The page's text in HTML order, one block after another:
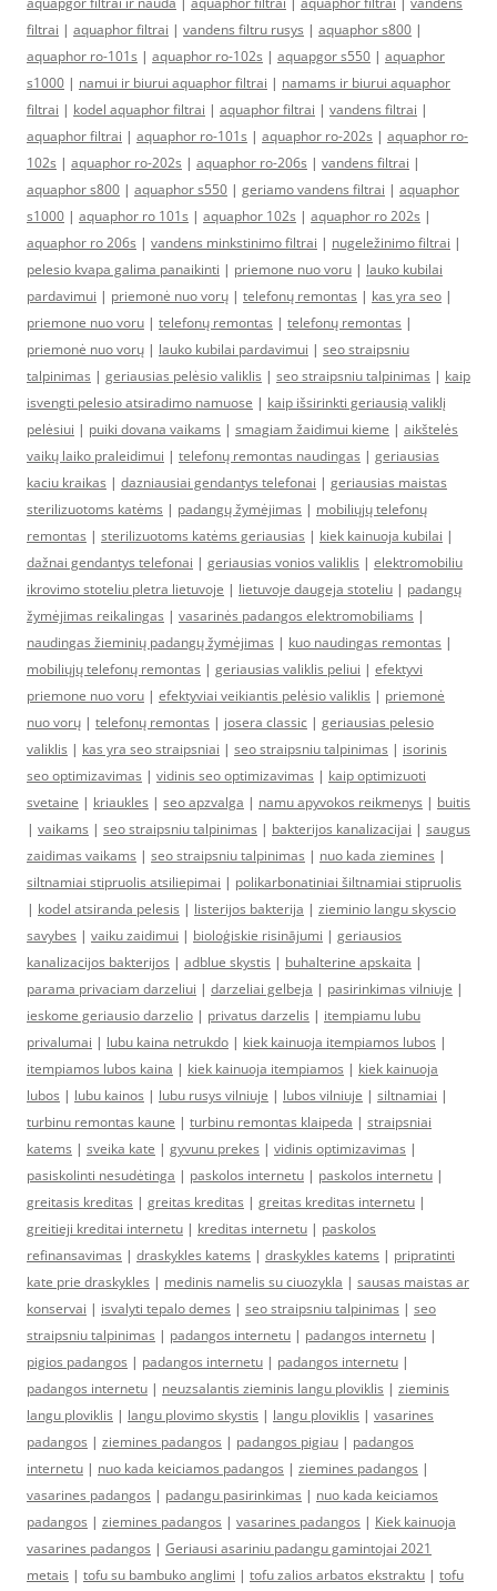
filtrai | aquaphor filtrai | vandens filtru rusys | aquaphor s800 |
aquaphor ro-101s | aquaphor ro-102s | aquapgor s550 | aquaphor
s1000 | namui ir biurui aquaphor filtrai | namams ir biurui aquaphor
filtrai | kodel aquaphor filtrai | aquaphor filtrai | vandens filtrai |
aquaphor filtrai | aquaphor ro-101s | aquaphor ro-202s | aquaphor ro-
102s | aquaphor ro-202s | aquaphor ro-206s | vandens filtrai |
aquaphor s800 | aquaphor s550 | geriamo vandens filtrai | aquaphor
s1000 | aquaphor ro 101s | aquaphor 102s | aquaphor ro 202s |
aquaphor ro 206s | vandens minkstinimo filtrai | nugeležinimo filtrai |
pelesio kvapa galima panaikinti | priemone nuo voru | lauko kubilai
pardavimui | priemonė nuo vorų | telefonų remontas | kas yra seo |
priemone nuo voru | telefonų remontas | telefonų remontas |
priemonė nuo vorų | lauko kubilai pardavimui | seo straipsniu
talpinimas | geriausias pelėsio valiklis | seo straipsniu talpinimas | kaip
isvengti pelesio atsiradimo namuose | kaip išsirinkti geriausią valiklį
pelėsiui | puiki dovana vaikams | smagiam žaidimui kieme | aikštelės
vaikų laiko praleidimui | telefonų remontas naudingas | geriausias
kaciu kraikas | dazniausiai gendantys telefonai | geriausias maistas
sterilizuotoms katėms | padangų žymėjimas | mobiliųjų telefonų
remontas | sterilizuotoms katėms geriausias | kiek kainuoja kubilai |
dažnai gendantys telefonai | geriausias vonios valiklis | elektromobiliu
ikrovimo stoteliu pletra lietuvoje | lietuvoje daugeja stoteliu | padangų
žymėjimas reikalingas | vasarinės padangos elektromobiliams |
naudingas žieminių padangų žymėjimas | kuo naudingas remontas |
mobiliųjų telefonų remontas | geriausias valiklis peliui | efektyvi
priemone nuo voru | efektyviai veikiantis pelėsio valiklis | priemonė
nuo vorų | telefonų remontas | josera classic | geriausias pelesio
valiklis | kas yra seo straipsniai | seo straipsniu talpinimas | isorinis
seo optimizavimas | vidinis seo optimizavimas | kaip optimizuoti
svetaine | kriaukles | seo apzvalga | namu apyvokos reikmenys | buitis
| vaikams | seo straipsniu talpinimas | bakterijos kanalizacijai | saugus
zaidimas vaikams | seo straipsniu talpinimas | nuo kada ziemines |
siltnamiai stipruolis atsiliepimai | polikarbonatiniai šiltnamiai stipruolis
| kodel atsiranda pelesis | listerijos bakterija | zieminio langu skyscio
savybes | vaiku zaidimui | bioloģiskie risinājumi | geriausios
kanalizacijos bakterijos | adblue skystis | buhalterine apskaita |
parama privaciam darzeliui | darzeliai gelbeja | pasirinkimas vilniuje |
ieskome geriausio darzelio | privatus darzelis | itempiamu lubu
privalumai | lubu kaina netrukdo | kiek kainuoja itempiamos lubos |
itempiamos lubos kaina | kiek kainuoja itempiamos | kiek kainuoja
lubos | lubu kainos | lubu rusys vilniuje | lubos vilniuje | siltnamiai |
turbinu remontas kaune | turbinu remontas klaipeda | straipsniai
katems | sveika kate | gyvunu prekes | vidinis optimizavimas |
pasiskolinti nesudėtinga | paskolos internetu | paskolos internetu |
greitasis kreditas | greitas kreditas | greitas kreditas internetu |
greitieji kreditai internetu | kreditas internetu | paskolos
refinansavimas | draskykles katems | draskykles katems | pripratinti
kate prie draskykles | medinis namelis su ciuozykla | sausas maistas ar
konservai | isvalyti tepalo demes | seo straipsniu talpinimas | seo
straipsniu talpinimas | padangos internetu | padangos internetu |
pigios padangos | padangos internetu | padangos internetu |
padangos internetu | neuzsalantis zieminis langu ploviklis | zieminis
langu ploviklis | langu plovimo skystis | langu ploviklis | vasarines
padangos | ziemines padangos | padangos pigiau | padangos
internetu | nuo kada keiciamos padangos | ziemines padangos |
vasarines padangos | padangu pasirinkimas | nuo kada keiciamos
padangos | ziemines padangos | vasarines padangos | Kiek kainuoja
vasarines padangos | Geriausi asariniu padangu gamintojai 2021
metais | tofu su bambuko anglimi | tofu zalios arbatos ekstraktu | tofu